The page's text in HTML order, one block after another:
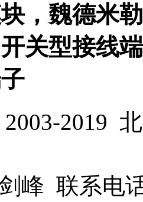
，魏德米
关型接线
2019
峰 联系电